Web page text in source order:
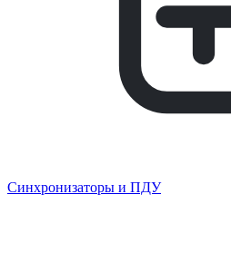
Синхронизаторы и ПДУ